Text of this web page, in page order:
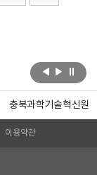
충북과학기술혁신원
이용약관